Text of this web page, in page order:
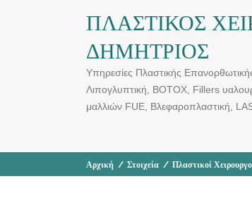
ΠΛΑΣΤΙΚΟΣ
ΔΗΜΗΤΡΙΟΣ
Υπηρεσίες Πλαστικής
Λιπογλυπτική, BOTOX, Fillers
μαλλιών FUE, Βλεφαροπλαστική,
Αρχική / Στοιχεία / Πλαστικοί